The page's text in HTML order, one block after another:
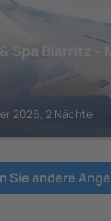
Spa Biarritz -
2026, 2 Nächte
Sie andere